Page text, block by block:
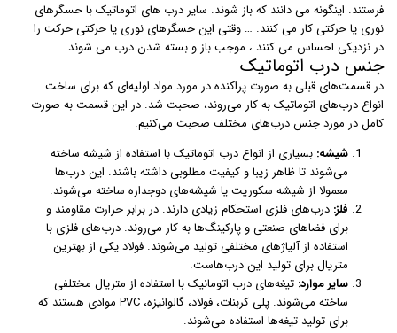
فرستند. اینگونه می دانند که باز شوند. سایر درب های اتوماتیک با حسگرهای
نوری یا حرکتی کار می کنند. … وقتی این حسگرهای نوری یا حرکتی حرکت را
در نزدیکی احساس می کنند ، موجب باز و بسته شدن درب می شوند.
جنس درب اتوماتیک
در قسمت‌های قبلی به صورت پراکنده در مورد مواد اولیه‌ای که برای ساخت
انواع درب‌های اتوماتیک به کار می‌روند،‌ صحبت شد. در این قسمت به صورت
کامل در مورد جنس درب‌های مختلف صحبت می‌کنیم.
شیشه: بسیاری از انواع درب اتوماتیک با استفاده از شیشه ساخته
می‌شوند تا ظاهر زیبا و کیفیت مطلوبی داشته باشند. این درب‌ها
معمولا از شیشه سکوریت یا شیشه‌های دوجداره ساخته می‌شوند.
فلز: درب‌های فلزی استحکام زیادی دارند. در برابر حرارت مقاومند و
برای فضاهای صنعتی و پارکینگ‌ها به کار می‌روند. درب‌های فلزی با
استفاده از آلیاژهای مختلفی تولید می‌شوند. فولاد یکی از بهترین
متریال برای تولید این درب‌هاست.
سایر موارد: تیغه‌های درب اتومانیک با استفاده از متریال مختلفی
ساخته می‌شوند. پلی کربنات، فولاد، گالوانیزه، PVC موادی هستند که
برای تولید تیغه‌ها استفاده می‌شوند.